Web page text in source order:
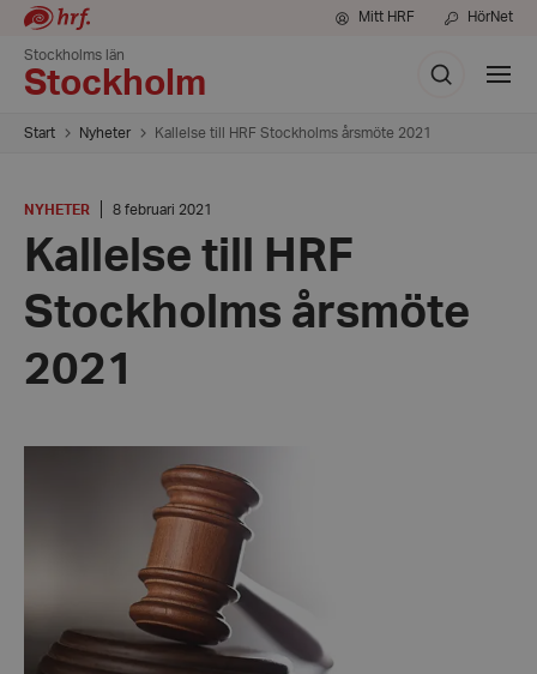
Mitt HRF HörNet
Stockholms län
Stockholm
Sök
Visa
meny
Start Nyheter Kallelse till HRF Stockholms årsmöte 2021
KATEGORI
NYHETER
Datum:
februari
2021
8 februari 2021
Kallelse till HRF
Stockholms årsmöte
2021